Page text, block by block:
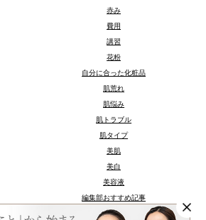
赤み
費用
講習
花粉
自分に合った化粧品
肌荒れ
肌悩み
肌トラブル
肌タイプ
美肌
美白
美容液
編集部おすすめ記事
種類